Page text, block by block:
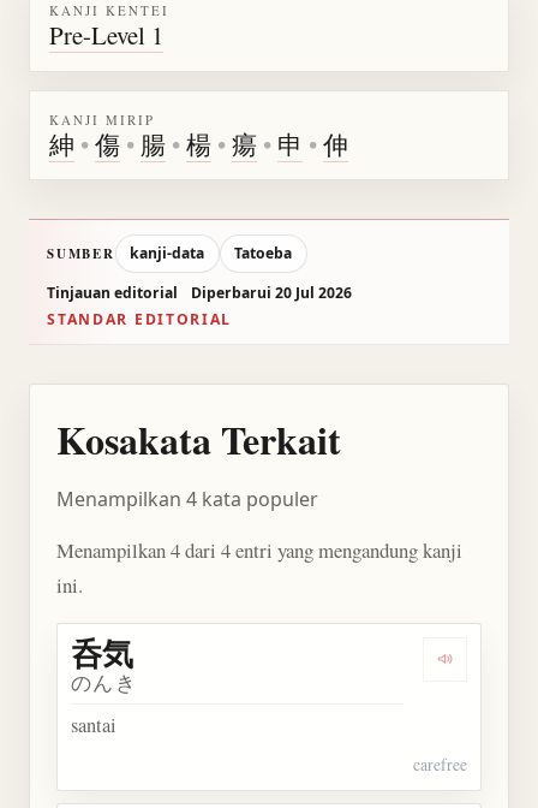
KANJI KENTEI
Pre-Level 1
KANJI MIRIP
紳 •傷 • 腸 •楊 •瘍 • 申 •伸
SUMBER kanji-data
Tatoeba
Tinjauan editorial
Diperbarui 20 Jul 2026
STANDAR EDITORIAL
Kosakata Terkait
Menampilkan 4 kata populer
Menampilkan 4 dari 4 entri yang mengandung kanji
ini.
Dengarkan
呑気
のんき
santai
carefree